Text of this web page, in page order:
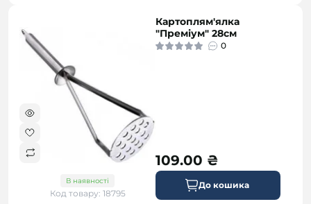
В наявності
Код товару: 18795
Картоплям'ялка
"Преміум" 28см
0
109.00 ₴
До кошика